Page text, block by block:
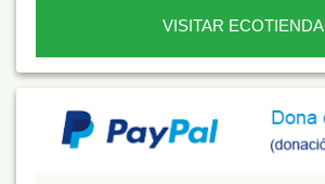
VISITAR ECOTIENDA